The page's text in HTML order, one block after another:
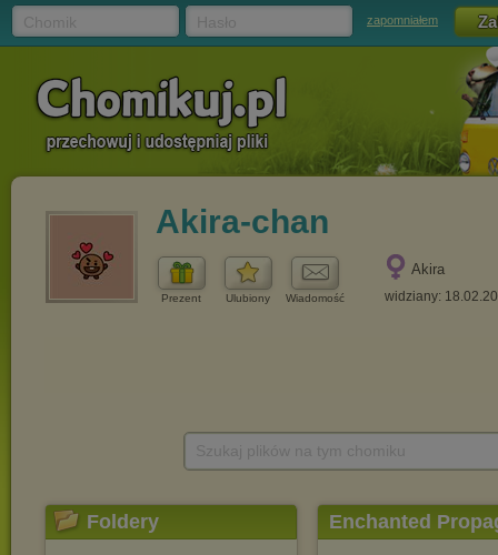
zapomniałem
Akira-chan
Prezent Ulubiony Wiadomość
Akira
widziany:
Foldery Enchanted